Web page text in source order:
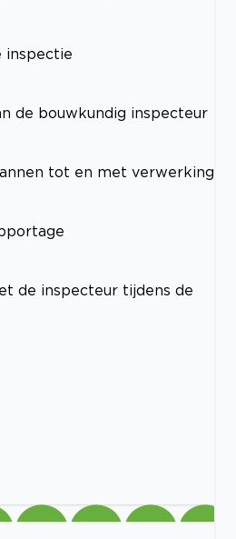
inspectie
de bouwkundig inspecteur
tot en met verwerking
de inspecteur tijdens de